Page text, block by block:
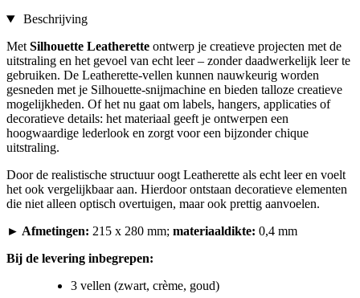
Beschrijving
Met Silhouette Leatherette ontwerp je creatieve projecten met de
uitstraling en het gevoel van echt leer – zonder daadwerkelijk leer te
gebruiken. De Leatherette-vellen kunnen nauwkeurig worden
gesneden met je Silhouette-snijmachine en bieden talloze creatieve
mogelijkheden. Of het nu gaat om labels, hangers, applicaties of
decoratieve details: het materiaal geeft je ontwerpen een
hoogwaardige lederlook en zorgt voor een bijzonder chique
uitstraling.
Door de realistische structuur oogt Leatherette als echt leer en voelt
het ook vergelijkbaar aan. Hierdoor ontstaan decoratieve elementen
die niet alleen optisch overtuigen, maar ook prettig aanvoelen.
► Afmetingen: 215 x 280 mm; materiaaldikte: 0,4 mm
Bij de levering inbegrepen:
3 vellen (zwart, crème, goud)